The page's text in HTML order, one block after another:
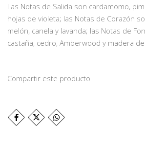
Las Notas de Salida son cardamomo,
hojas de violeta; las Notas de Corazón
melón, canela y lavanda; las Notas de
castaña, cedro, Amberwood y madera de
Compartir este producto